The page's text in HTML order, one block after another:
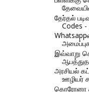
தேர்தல்
Codes -
இவ்வாறு
அரசியல்
ஊழியர்
கொரோனா